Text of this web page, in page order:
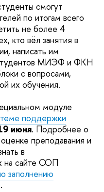
смогут
по итогам всего
не более 4
кто вёл занятия в
написать им
МИЭФ и ФКН
с вопросами,
их обучения.
модуле
поддержки
июня. Подробнее о
преподавания и
в
на сайте СОП
заполнению